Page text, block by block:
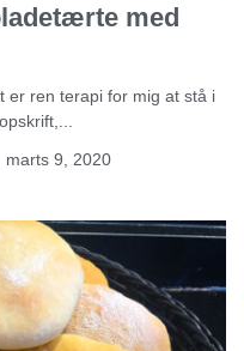
med
er ren terapi for mig at stå i
marts 9, 2020